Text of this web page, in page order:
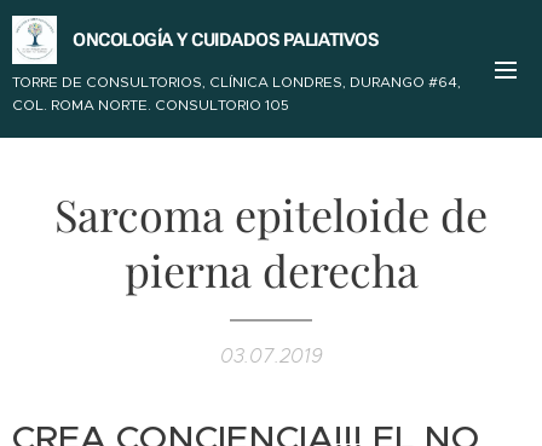
ONCOLOGÍA Y CUIDADOS PALIATIVOS
TORRE DE CONSULTORIOS, CLÍNICA LONDRES, DURANGO #64,
COL. ROMA NORTE. CONSULTORIO 105
Sarcoma epiteloide de
pierna derecha
03.07.2019